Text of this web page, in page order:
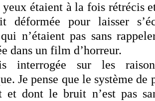
yeux étaient à la fois rétrécis
déformée pour laisser
n’étaient pas sans
dans un film d’horreur.
interrogée sur les
Je pense que le système
et dont le bruit n’est pas